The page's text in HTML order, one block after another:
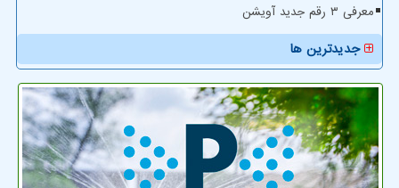
معرفی ۳ رقم جدید آویشن
جدیدترین ها